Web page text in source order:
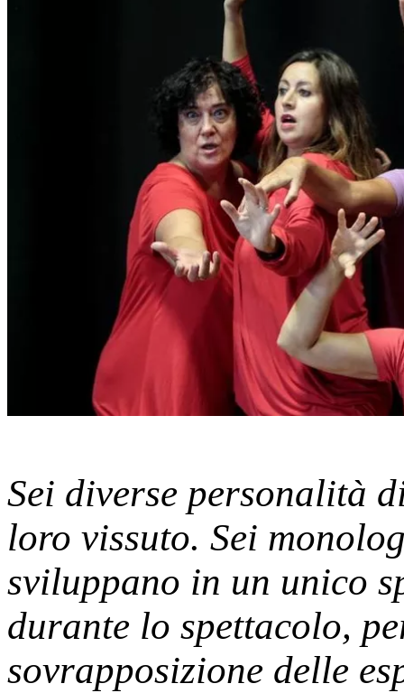
Sei diverse personalità
loro vissuto. Sei
sviluppano in un unico
durante lo spettacolo,
sovrapposizione delle